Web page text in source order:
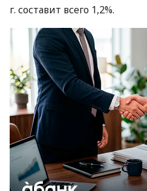
г. составит всего 1,2%.